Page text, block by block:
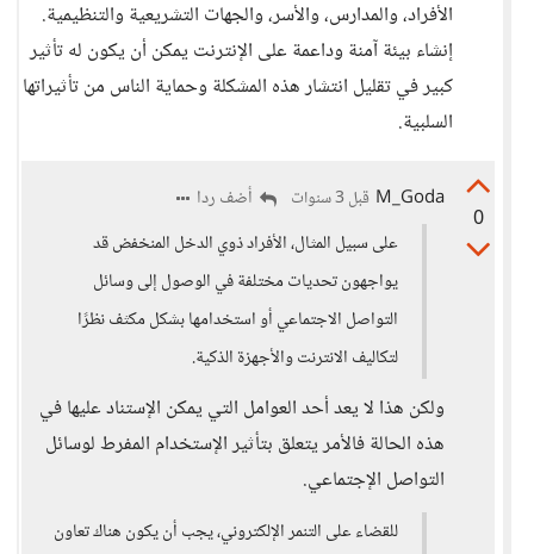
الأفراد، والمدارس، والأسر، والجهات التشريعية والتنظيمية.
إنشاء بيئة آمنة وداعمة على الإنترنت يمكن أن يكون له تأثير
كبير في تقليل انتشار هذه المشكلة وحماية الناس من تأثيراتها
السلبية.
0
M_Goda قبل 3 سنوات
أضف ردا
على سبيل المثال، الأفراد ذوي الدخل المنخفض قد
يواجهون تحديات مختلفة في الوصول إلى وسائل
التواصل الاجتماعي أو استخدامها بشكل مكثف نظرًا
لتكاليف الانترنت والأجهزة الذكية.
ولكن هذا لا يعد أحد العوامل التي يمكن الإستناد عليها في
هذه الحالة فالأمر يتعلق بتأثير الإستخدام المفرط لوسائل
التواصل الإجتماعي.
للقضاء على التنمر الإلكتروني، يجب أن يكون هناك تعاون